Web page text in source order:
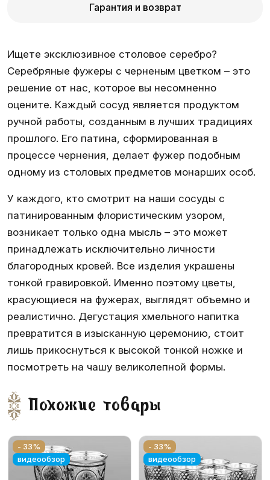
Гарантия и возврат
Ищете эксклюзивное столовое серебро?
Серебряные фужеры с черненым цветком – это
решение от нас, которое вы несомненно
оцените. Каждый сосуд является продуктом
ручной работы, созданным в лучших традициях
прошлого. Его патина, сформированная в
процессе чернения, делает фужер подобным
одному из столовых предметов монарших особ.
У каждого, кто смотрит на наши сосуды с
патинированным флористическим узором,
возникает только одна мысль – это может
принадлежать исключительно личности
благородных кровей. Все изделия украшены
тонкой гравировкой. Именно поэтому цветы,
красующиеся на фужерах, выглядят объемно и
реалистично. Дегустация хмельного напитка
превратится в изысканную церемонию, стоит
лишь прикоснуться к высокой тонкой ножке и
посмотреть на чашу великолепной формы.
Похожие товары
- 33%
видеообзор
- 33%
видеообзор